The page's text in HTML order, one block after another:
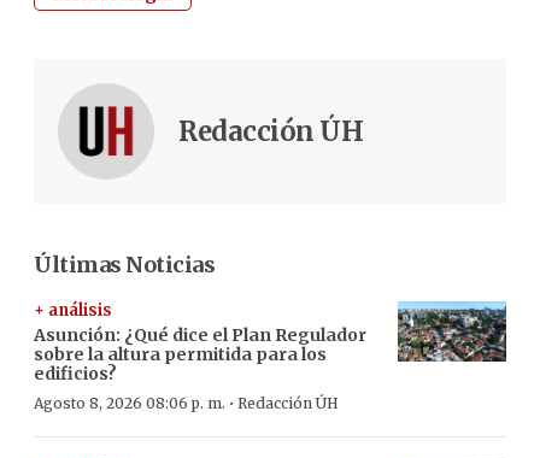
Redacción ÚH
Últimas Noticias
+ análisis
Asunción: ¿Qué dice el Plan Regulador
sobre la altura permitida para los
edificios?
Agosto 8, 2026 08:06 p. m. · Redacción ÚH